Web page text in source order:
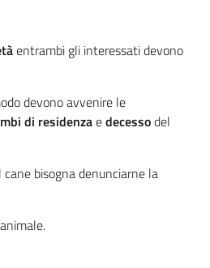
entrambi gli interessati devono
devono avvenire le
di residenzaedecessodel
cane bisogna denunciarne la